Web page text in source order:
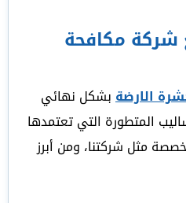
شركة مكافحة
الارضةبشكل نهائي
المتطورة التي تعتمدها
مثل شركتنا، ومن أبرز